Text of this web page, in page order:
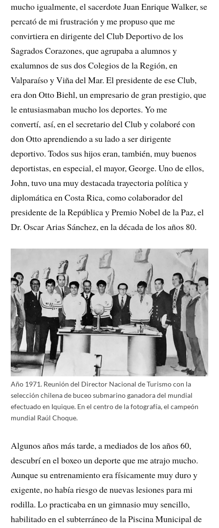
mucho igualmente, el sacerdote Juan Enrique Walker, se
percató de mi frustración y me propuso que me
convirtiera en dirigente del Club Deportivo de los
Sagrados Corazones, que agrupaba a alumnos y
exalumnos de sus dos Colegios de la Región, en
Valparaíso y Viña del Mar. El presidente de ese Club,
era don Otto Biehl, un empresario de gran prestigio, que
le entusiasmaban mucho los deportes. Yo me
convertí, así, en el secretario del Club y colaboré con
don Otto aprendiendo a su lado a ser dirigente
deportivo. Todos sus hijos eran, también, muy buenos
deportistas, en especial, el mayor, George. Uno de ellos,
John, tuvo una muy destacada trayectoria política y
diplomática en Costa Rica, como colaborador del
presidente de la República y Premio Nobel de la Paz, el
Dr. Oscar Arias Sánchez, en la década de los años 80.
Año 1971. Reunión del Director Nacional de Turismo con la
selección chilena de buceo submarino ganadora del mundial
efectuado en Iquique. En el centro de la fotografía, el campeón
mundial Raúl Choque.
Algunos años más tarde, a mediados de los años 60,
descubrí en el boxeo un deporte que me atrajo mucho.
Aunque su entrenamiento era físicamente muy duro y
exigente, no había riesgo de nuevas lesiones para mi
rodilla. Lo practicaba en un gimnasio muy sencillo,
habilitado en el subterráneo de la Piscina Municipal de